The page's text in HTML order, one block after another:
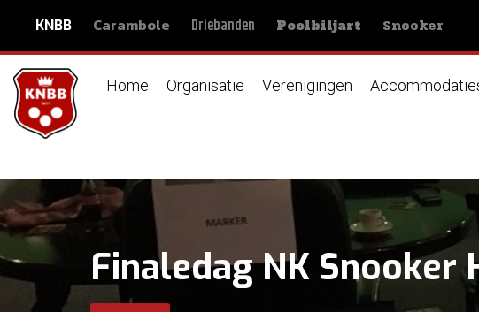
KNBB Carambole Driebanden Poolbiljart Snooker
Home Organisatie Verenigingen
Finaledag NK